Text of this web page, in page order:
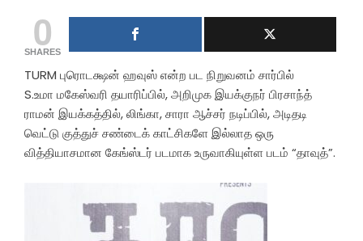
0
SHARES
TURM புரொடக்ஷன் ஹவுஸ் என்ற பட நிறுவனம் சார்பில்
S.உமா மகேஸ்வரி தயாரிப்பில், அறிமுக இயக்குநர் பிரசாந்த்
ராமன் இயக்கத்தில், லிங்கா, சாரா ஆச்சர் நடிப்பில், அடிதடி
வெட்டு குத்துச் சண்டைக் காட்சிகளே இல்லாத ஒரு
வித்தியாசமான கேங்ஸ்டர் படமாக உருவாகியுள்ள படம் “தாவுத்”.